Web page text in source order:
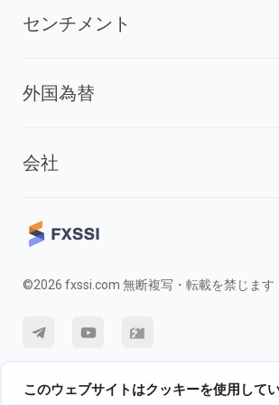
このウェブサイトはクッキーを使用して
センチメント
外国為替
会社
©2026 fxssi.com 無断複写・転載を禁じます
利用規約 プライバシーポリシー
リスク